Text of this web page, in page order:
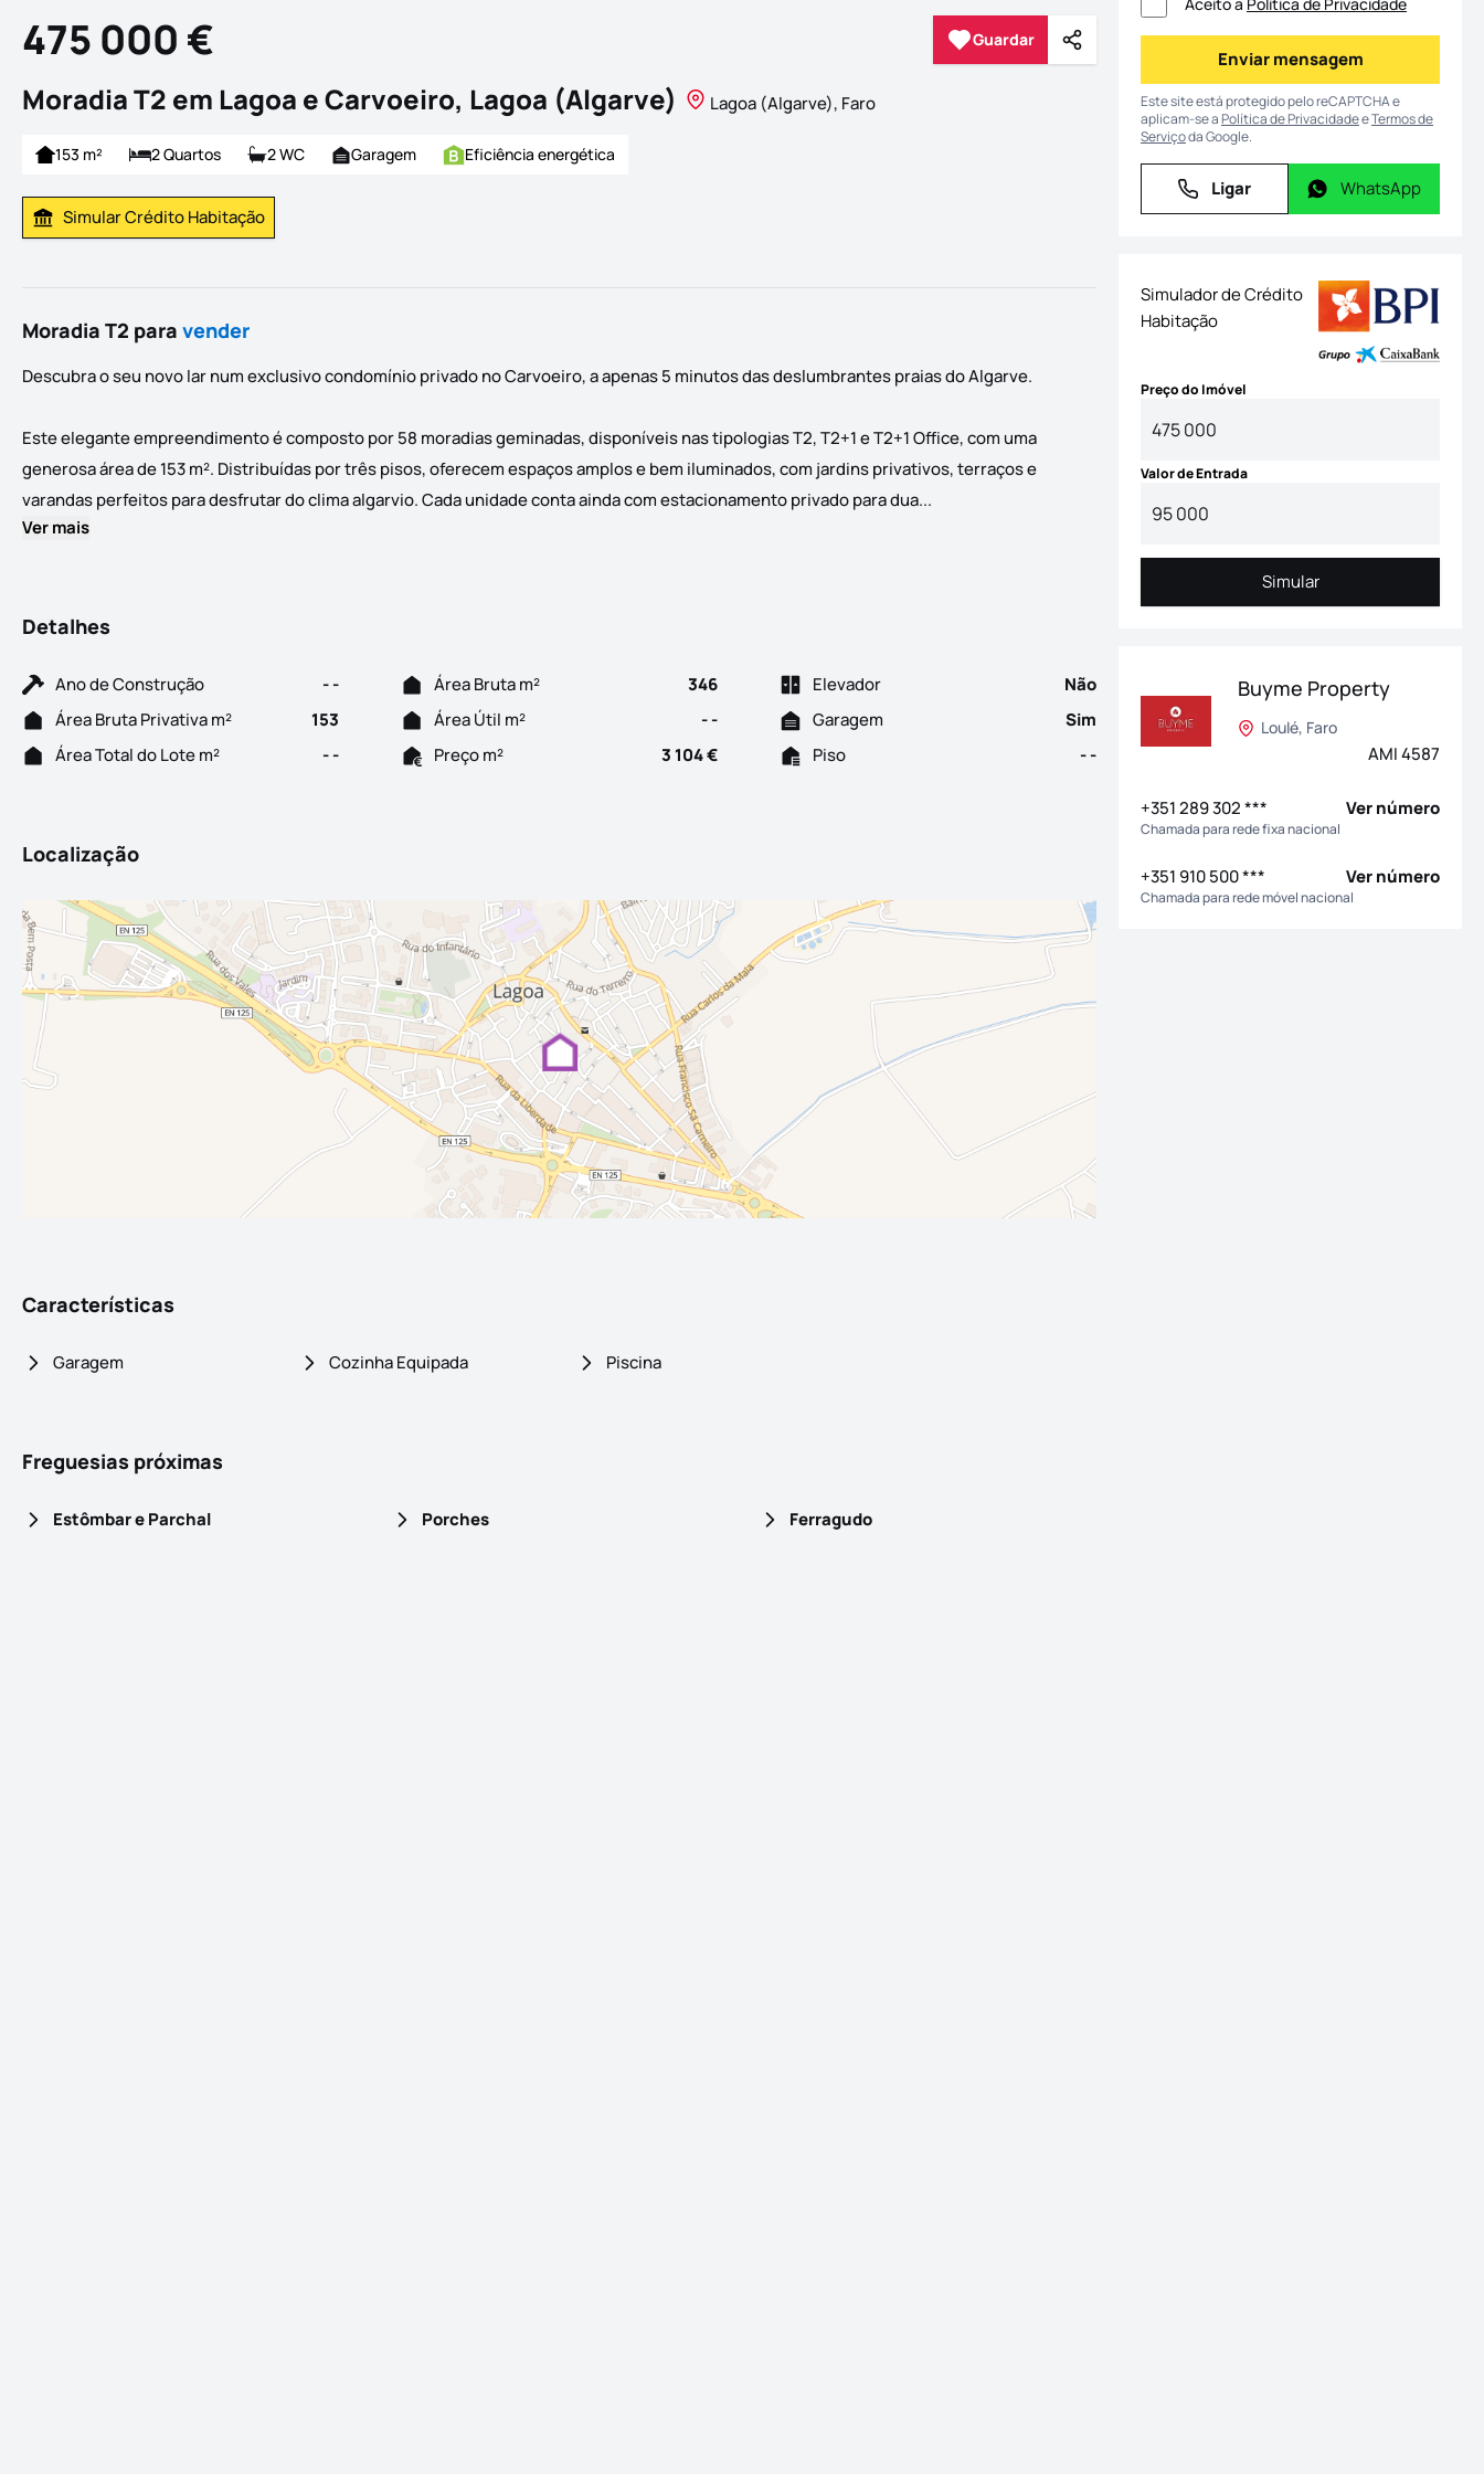
475 000 € Guardar
Guardar Partilhar
Moradia T2 em Lagoa e Carvoeiro, Lagoa (Algarve) Lagoa (Algarve), Faro
153 m² 2 Quartos 2 WC Garagem Eficiência energética
Simular Prestação
Simular Crédito Habitação
Moradia T2 para vender
Descubra o seu novo lar num exclusivo condomínio privado no Carvoeiro, a apenas 5 minutos das deslumbrantes praias do Algarve.
Este elegante empreendimento é composto por 58 moradias geminadas, disponíveis nas tipologias T2, T2+1 e T2+1 Office, com uma
generosa área de 153 m². Distribuídas por três pisos, oferecem espaços amplos e bem iluminados, com jardins privativos, terraços e
varandas perfeitos para desfrutar do clima algarvio. Cada unidade conta ainda com estacionamento privado para dua...
Ver mais
Detalhes
Ano de Construção - - Área Bruta m² 346 Elevador
Não
Área Bruta Privativa m²
153 Área Útil m² - - Garagem
Sim
Área Total do Lote m²
- - Preço m² 3 104 € Piso - -
Localização
Características
Garagem Cozinha Equipada Piscina
Freguesias próximas
Estômbar e Parchal Porches Ferragudo
Enviar mensagem
Enviar mensagem
Este site está protegido pelo reCAPTCHA e
aplicam-se aPolítica de PrivacidadeeTermos de
Serviçoda Google.
Ligar
Ligar WhatsApp
WhatsApp
Simulador de Crédito
Habitação
Preço do Imóvel
Valor de Entrada
Simular
Simular
Buyme Property
Loulé, Faro
AMI 4587
+351 289 302 *** Ver número
Chamada para rede fixa nacional
+351 910 500 *** Ver número
Chamada para rede móvel nacional